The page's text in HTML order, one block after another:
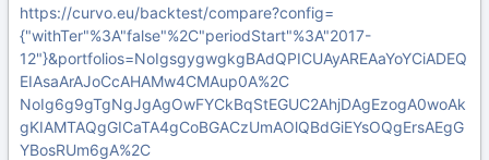
https://curvo.eu/backtest/compare?config=
{"withTer"%3A"false"%2C"periodStart"%3A"2017-
12"}&portfolios=NoIgsgygwgkgBAdQPICUAyAREAaYoYCiADEQ
EIAsaArAJoCcAHAMw4CMAup0A%2C
NoIg6g9gTgNgJgAgOwFYCkBqStEGUC2AhjDAgEzogA0woAk
gKIAMTAQgGICaTA4gCoBGACzUmAOlQBdGiEYsOQgErsAEgG
YBosRUm6gA%2C